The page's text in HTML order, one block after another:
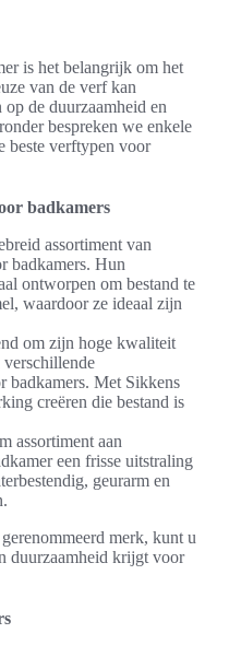
is het belangrijk om het
van de verf kan
de duurzaamheid en
bespreken we enkele
beste verftypen voor
badkamers
assortiment van
badkamers. Hun
ontworpen om bestand te
waardoor ze ideaal zijn
om zijn hoge kwaliteit
badkamers. Met Sikkens
creëren die bestand is
assortiment aan
een frisse uitstraling
geurarm en
merk, kunt u
duurzaamheid krijgt voor